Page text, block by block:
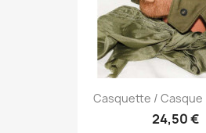
Casquette / Casque
24,50 €